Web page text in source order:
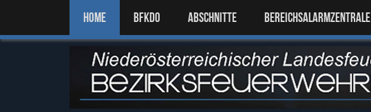
Home BFKDO ABSCHNITTE BEREICHSALARMZENTRALE